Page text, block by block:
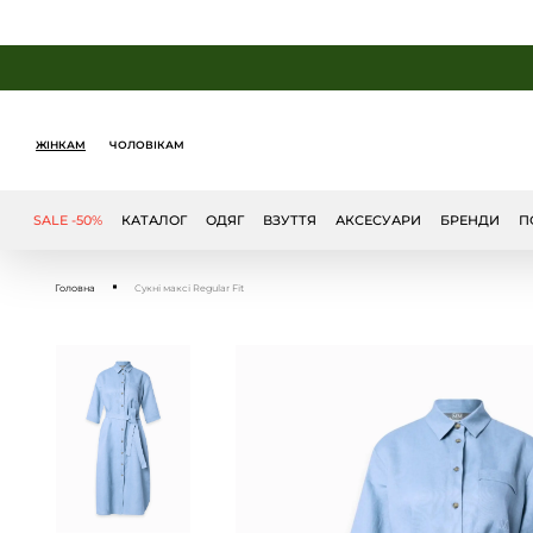
ЖІНКАМ ЧОЛОВІКАМ
SALE -50% БРЕНДИ
КАТАЛОГ ОДЯГ ВЗУТТЯ АКСЕСУАРИ
Головна Сукні максі Regular Fit